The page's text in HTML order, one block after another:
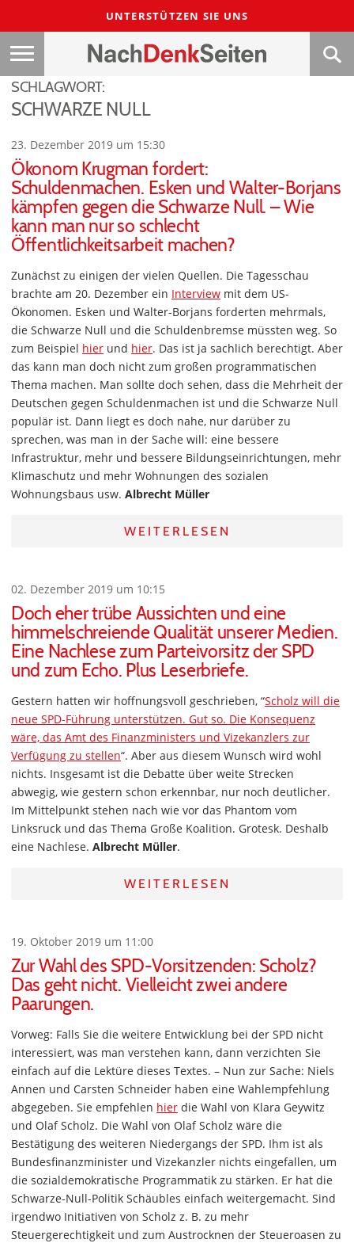
UNTERSTÜTZEN SIE UNS
SCHLAGWORT:
SCHWARZE NULL
23. Dezember 2019 um 15:30
Ökonom Krugman fordert:
Schuldenmachen. Esken und Walter-Borjans
kämpfen gegen die Schwarze Null. – Wie
kann man nur so schlecht
Öffentlichkeitsarbeit machen?
Zunächst zu einigen der vielen Quellen. Die Tagesschau
brachte am 20. Dezember ein Interview mit dem US-
Ökonomen. Esken und Walter-Borjans forderten mehrmals,
die Schwarze Null und die Schuldenbremse müssten weg. So
zum Beispiel hier und hier. Das ist ja sachlich berechtigt. Aber
das kann man doch nicht zum großen programmatischen
Thema machen. Man sollte doch sehen, dass die Mehrheit der
Deutschen gegen Schuldenmachen ist und die Schwarze Null
populär ist. Dann liegt es doch nahe, nur darüber zu
sprechen, was man in der Sache will: eine bessere
Infrastruktur, mehr und bessere Bildungseinrichtungen, mehr
Klimaschutz und mehr Wohnungen des sozialen
Wohnungsbaus usw. Albrecht Müller
WEITERLESEN
02. Dezember 2019 um 10:15
Doch eher trübe Aussichten und eine
himmelschreiende Qualität unserer Medien.
Eine Nachlese zum Parteivorsitz der SPD
und zum Echo. Plus Leserbriefe.
Gestern hatten wir hoffnungsvoll geschrieben, “Scholz will die
neue SPD-Führung unterstützen. Gut so. Die Konsequenz
wäre, das Amt des Finanzministers und Vizekanzlers zur
Verfügung zu stellen“. Aber aus diesem Wunsch wird wohl
nichts. Insgesamt ist die Debatte über weite Strecken
abwegig, wie gestern schon erkennbar, nur noch deutlicher.
Im Mittelpunkt stehen nach wie vor das Phantom vom
Linksruck und das Thema Große Koalition. Grotesk. Deshalb
eine Nachlese. Albrecht Müller.
WEITERLESEN
19. Oktober 2019 um 11:00
Zur Wahl des SPD-Vorsitzenden: Scholz?
Das geht nicht. Vielleicht zwei andere
Paarungen.
Vorweg: Falls Sie die weitere Entwicklung bei der SPD nicht
interessiert, was man verstehen kann, dann verzichten Sie
einfach auf die Lektüre dieses Textes. – Nun zur Sache: Niels
Annen und Carsten Schneider haben eine Wahlempfehlung
abgegeben. Sie empfehlen hier die Wahl von Klara Geywitz
und Olaf Scholz. Die Wahl von Olaf Scholz wäre die
Bestätigung des weiteren Niedergangs der SPD. Ihm ist als
Bundesfinanzminister und Vizekanzler nichts eingefallen, um
die sozialdemokratische Programmatik zu stärken. Er hat die
Schwarze-Null-Politik Schäubles einfach weitergemacht. Sind
irgendwo Initiativen von Scholz z. B. zu mehr
Steuergerechtigkeit und zum Austrocknen der Steueroasen zu